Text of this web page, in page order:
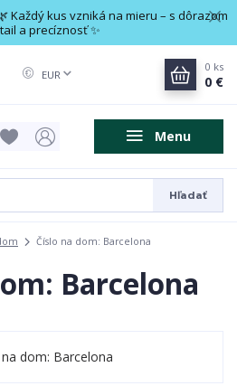
Každý kus vzniká na mieru – s dôrazom
a precíznosť ✨
Menu
EUR
Hľadať
0 ks
0 €
Číslo na dom: Barcelona
Barcelona